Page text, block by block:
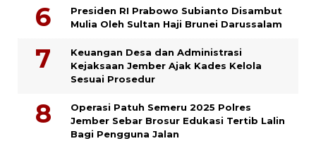
Presiden RI Prabowo Subianto Disambut
Mulia Oleh Sultan Haji Brunei Darussalam
Keuangan Desa dan Administrasi
Kejaksaan Jember Ajak Kades Kelola
Sesuai Prosedur
Operasi Patuh Semeru 2025 Polres
Jember Sebar Brosur Edukasi Tertib Lalin
Bagi Pengguna Jalan